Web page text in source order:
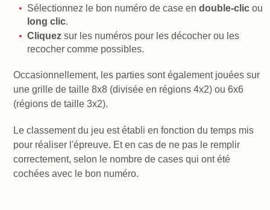
Sélectionnez le bon numéro de case en double-clic ou
long clic.
Cliquez sur les numéros pour les décocher ou les
recocher comme possibles.
Occasionnellement, les parties sont également jouées sur
une grille de taille 8x8 (divisée en régions 4x2) ou 6x6
(régions de taille 3x2).
Le classement du jeu est établi en fonction du temps mis
pour réaliser l'épreuve. Et en cas de ne pas le remplir
correctement, selon le nombre de cases qui ont été
cochées avec le bon numéro.